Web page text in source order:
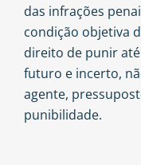
das infrações
condição objetiva
direito de punir
futuro e incerto,
agente,
punibilidade.